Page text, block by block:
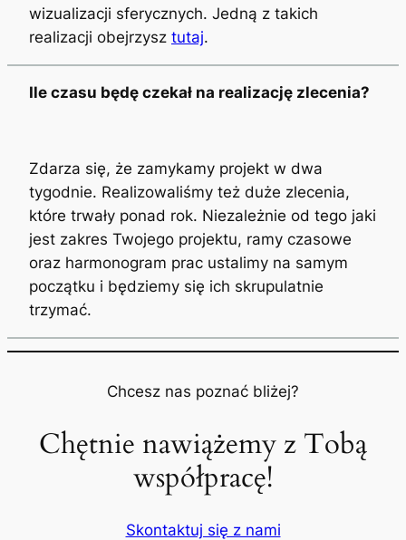
wizualizacji sferycznych. Jedną z takich
realizacji obejrzysz tutaj.
Ile czasu będę czekał na realizację zlecenia?
Zdarza się, że zamykamy projekt w dwa
tygodnie. Realizowaliśmy też duże zlecenia,
które trwały ponad rok. Niezależnie od tego jaki
jest zakres Twojego projektu, ramy czasowe
oraz harmonogram prac ustalimy na samym
początku i będziemy się ich skrupulatnie
trzymać.
Chcesz nas poznać bliżej?
Chętnie nawiążemy z Tobą
współpracę!
Skontaktuj się z nami